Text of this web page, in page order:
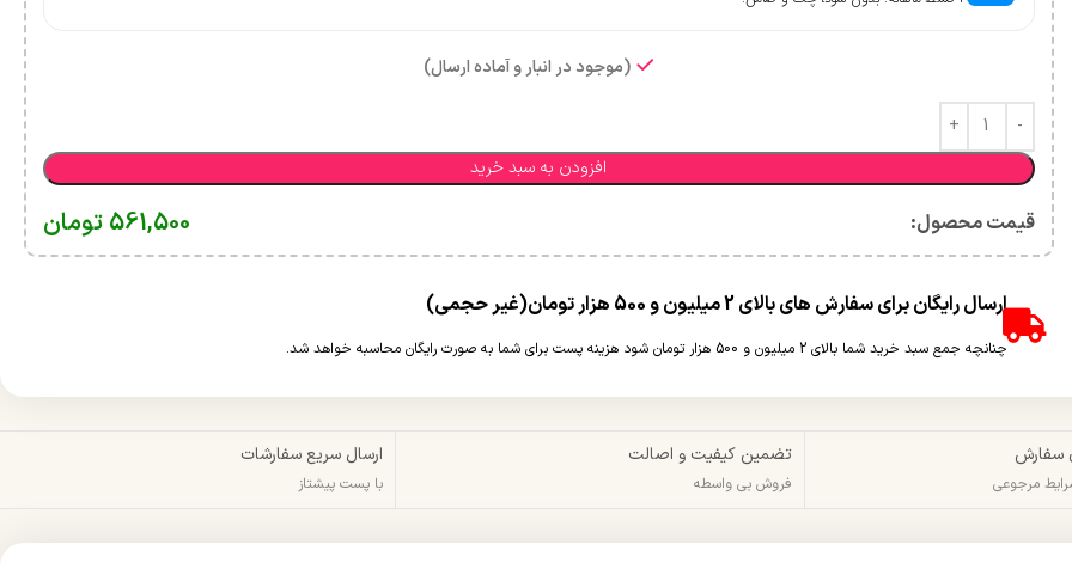
(موجود در انبار و آماده ارسال)
افزودن به سبد خرید
قیمت محصول:​ 561,500 تومان
ارسال رایگان برای سفارش های بالای 2 میلیون و 500 هزار تومان(غیر حجمی)
چنانچه جمع سبد خرید شما بالای 2 میلیون و 500 هزار تومان شود هزینه پست برای شما به صورت رایگان محاسبه خواهد شد.
سفارش
مرجوعی
تضمین کیفیت و اصالت
فروش بی واسطه
ارسال سریع سفارشات
با پست پیشتاز